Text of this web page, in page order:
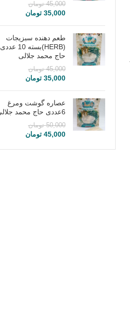
45,000 تومان
35,000 تومان
طعم دهنده سبزیجات
(HERB)بسته 10 عددی
حاج محمد جلالی
45,000 تومان
35,000 تومان
عصاره گوشت ومرغ
6عددی حاج محمد جلالی
50,000 تومان
45,000 تومان